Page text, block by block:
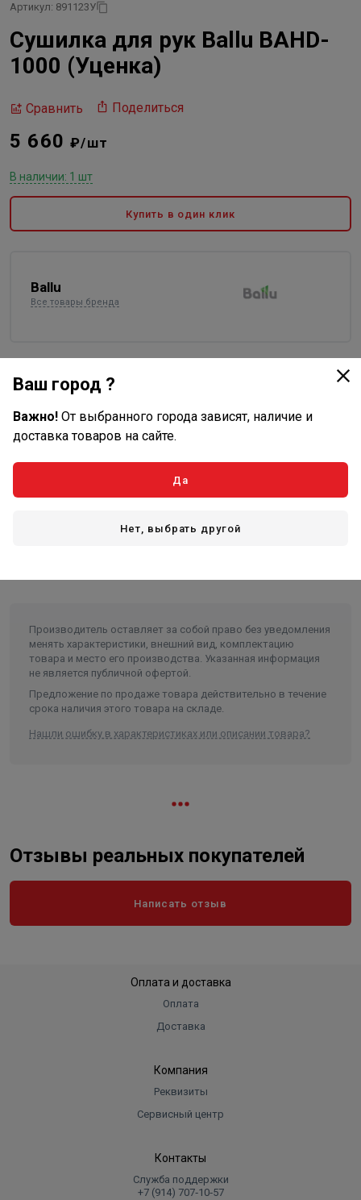
Артикул: 891123У
Сушилка для рук Ballu BAHD-
1000 (Уценка)
Сравнить Поделиться
5 660₽/шт
В наличии: 1 шт
Купить в один клик
Ballu
Все товары бренда
Доставка
Стоимость и способы доставки будут доступны при
оформлении заказа.
Описание
!!!Причина уценки, желтое пятно над дисплеем, корпус
Производитель оставляет за собой право без уведомления
менять характеристики, внешний вид, комплектацию
товара и место его производства. Указанная информация
не является публичной офертой.
Предложение по продаже товара действительно в течение
срока наличия этого товара на складе.
Нашли ошибку в характеристиках или описании товара?
Отзывы реальных покупателей
Написать отзыв
Оплата и доставка
Оплата
Доставка
Компания
Реквизиты
Сервисный центр
Контакты
Служба поддержки
+7 (914) 707‑10‑57
Ваш город ?
Важно! От выбранного города зависят, наличие и
доставка товаров на сайте.
Да
Нет, выбрать другой